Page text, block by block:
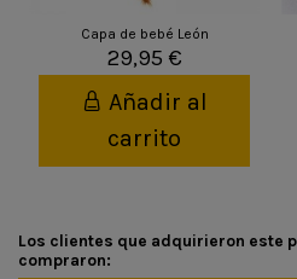
Capa de bebé León
29,95 €
Añadir al
carrito
Los clientes que adquirieron este
compraron: